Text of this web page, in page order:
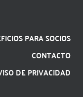
PARA SOCIOS
CONTACTO
DE PRIVACIDAD